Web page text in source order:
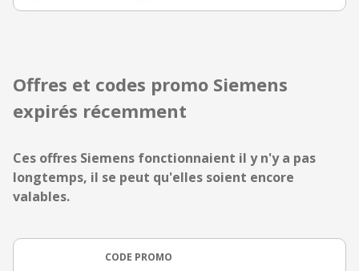
Offres et codes promo Siemens
expirés récemment
Ces offres Siemens fonctionnaient il y n'y a pas
longtemps, il se peut qu'elles soient encore
valables.
CODE PROMO